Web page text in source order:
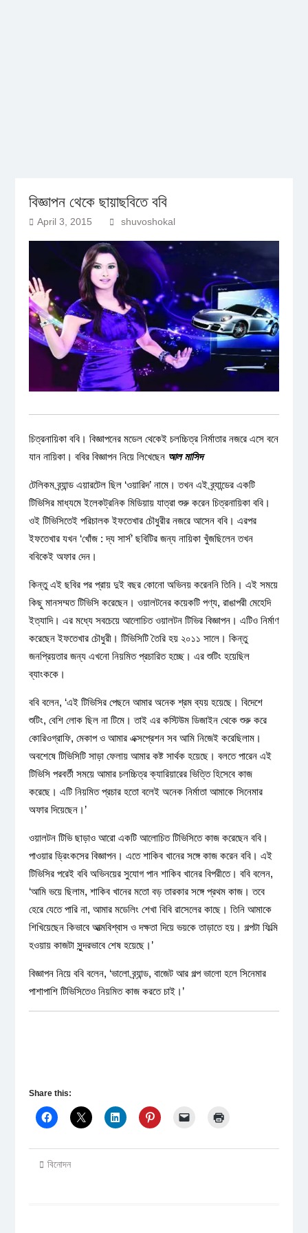
বিজ্ঞাপন থেকে ছায়াছবিতে ববি
April 3, 2015 shuvoshokal
চিত্রনায়িকা ববি। বিজ্ঞাপনের মডেল থেকেই চলচ্চিত্র নির্মাতার নজরে এসে বনে
যান নায়িকা। ববির বিজ্ঞাপন নিয়ে লিখেছেন আল মাসিদ
টেলিকম ব্র্যান্ড এয়ারটেল ছিল ‘ওয়ারিদ’ নামে। তখন এই ব্র্যান্ডের একটি
টিভিসির মাধ্যমে ইলেকট্রনিক মিডিয়ায় যাত্রা শুরু করেন চিত্রনায়িকা ববি।
ওই টিভিসিতেই পরিচালক ইফতেখার চৌধুরীর নজরে আসেন ববি। এরপর
ইফতেখার যখন ‘খোঁজ : দ্য সার্স’ ছবিটির জন্য নায়িকা খুঁজছিলেন তখন
ববিকেই অফার দেন।
কিন্তু এই ছবির পর প্রায় দুই বছর কোনো অভিনয় করেননি তিনি। এই সময়ে
কিছু মানসম্মত টিভিসি করেছেন। ওয়ালটনের কয়েকটি পণ্য, রাঙাপরী মেহেদি
ইত্যাদি। এর মধ্যে সবচেয়ে আলোচিত ওয়ালটন টিভির বিজ্ঞাপন। এটিও নির্মাণ
করেছেন ইফতেখার চৌধুরী। টিভিসিটি তৈরি হয় ২০১১ সালে। কিন্তু
জনপ্রিয়তার জন্য এখনো নিয়মিত প্রচারিত হচ্ছে। এর শুটিং হয়েছিল
ব্যাংককে।
ববি বলেন, ‘এই টিভিসির পেছনে আমার অনেক শ্রম ব্যয় হয়েছে। বিদেশে
শুটিং, বেশি লোক ছিল না টিমে। তাই এর কস্টিউম ডিজাইন থেকে শুরু করে
কোরিওগ্রাফি, মেকাপ ও আমার এক্সপ্রেশন সব আমি নিজেই করেছিলাম।
অবশেষে টিভিসিটি সাড়া ফেলায় আমার কষ্ট সার্থক হয়েছে। বলতে পারেন এই
টিভিসি পরবর্তী সময়ে আমার চলচ্চিত্র ক্যারিয়ারের ভিত্তি হিসেবে কাজ
করেছে। এটি নিয়মিত প্রচার হতো বলেই অনেক নির্মাতা আমাকে সিনেমার
অফার দিয়েছেন।’
ওয়ালটন টিভি ছাড়াও আরো একটি আলোচিত টিভিসিতে কাজ করেছেন ববি।
পাওয়ার ড্রিংকসের বিজ্ঞাপন। এতে শাকিব খানের সঙ্গে কাজ করেন ববি। এই
টিভিসির পরেই ববি অভিনয়ের সুযোগ পান শাকিব খানের বিপরীতে। ববি বলেন,
‘আমি ভয়ে ছিলাম, শাকিব খানের মতো বড় তারকার সঙ্গে প্রথম কাজ। তবে
হেরে যেতে পারি না, আমার মডেলিং শেখা বিবি রাসেলের কাছে। তিনি আমাকে
শিখিয়েছেন কিভাবে আত্মবিশ্বাস ও দক্ষতা দিয়ে ভয়কে তাড়াতে হয়। গল্পটা ফিল্মি
হওয়ায় কাজটা সুন্দরভাবে শেষ হয়েছে।’
বিজ্ঞাপন নিয়ে ববি বলেন, ‘ভালো ব্র্যান্ড, বাজেট আর গল্প ভালো হলে সিনেমার
পাশাপাশি টিভিসিতেও নিয়মিত কাজ করতে চাই।’
Share this:
বিনোদন